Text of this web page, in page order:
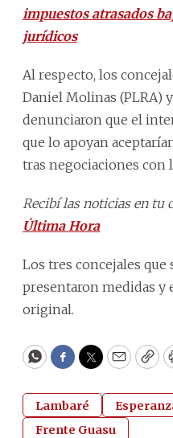
impuestos atrasados
jurídicos
Al respecto, los
Daniel Molinas (PLRA)
denunciaron que el
que lo apoyan
tras negociaciones con
Recibí las noticias en tu
Última Hora
Los tres concejales que
presentaron medidas y
original.
WhatsApp
Facebook
Twitter
Email
Lambaré
Frente Guasu